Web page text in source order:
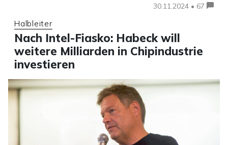
30.11.2024 • 67
Halbleiter
Nach Intel-Fiasko: Habeck will
weitere Milliarden in Chipindustrie
investieren